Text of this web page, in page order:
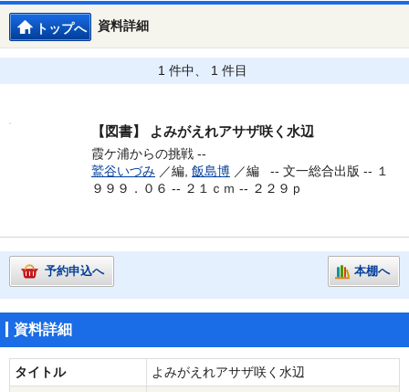
資料詳細
トップへ
1 件中、 1 件目
【図書】 よみがえれアサザ咲く水辺
霞ケ浦からの挑戦 --
鷲谷いづみ ／編, 飯島博 ／編 -- 文一総合出版 -- １
９９９．０６ -- ２１ｃｍ -- ２２９ｐ
予約申込へ 本棚へ
資料詳細
タイトル
よみがえれアサザ咲く水辺